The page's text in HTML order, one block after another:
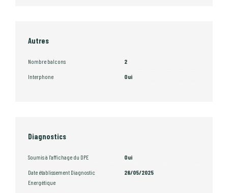
Autres
Nombre balcons 2
Interphone Oui
Diagnostics
Soumis à l'affichage du DPE Oui
Date établissement Diagnostic
Energétique
26/05/2025